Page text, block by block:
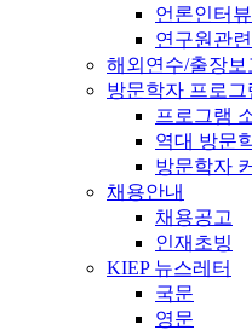
언론인터뷰
연구원관
해외연수/출장보
방문학자 프로그
프로그램
역대 방문
방문학자
채용안내
채용공고
인재초빙
KIEP 뉴스레터
국문
영문